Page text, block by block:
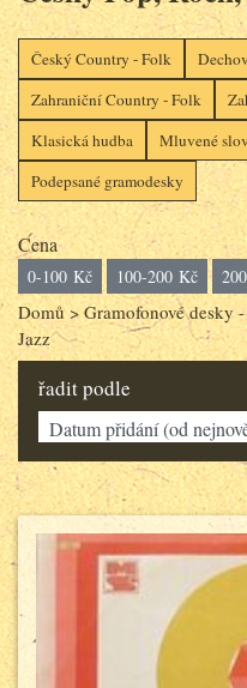
Český Country - Folk
Zahraniční Country - Folk
Klasická hudba
Mluvené
Podepsané gramodesky
Cena
0-100 Kč 100-200 Kč
Domů> Gramofonové desky
Jazz
řadit podle